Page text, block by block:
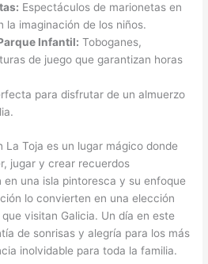
Espectáculos de marionetas en
la imaginación de los niños.
Infantil: Toboganes,
de juego que garantizan horas
para disfrutar de un almuerzo
La Toja es un lugar mágico donde
jugar y crear recuerdos
en una isla pintoresca y su enfoque
lo convierten en una elección
visitan Galicia. Un día en este
de sonrisas y alegría para los más
inolvidable para toda la familia.